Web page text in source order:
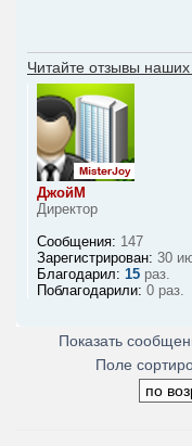
Читайте отзывы наших
ДжойМ
Директор
Сообщения: 147
Зарегистрирован: 30
Благодарил: 15 раз.
Поблагодарили: 0 раз.
Показать
Поле